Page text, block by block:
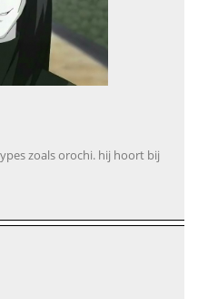
zoals orochi. hij hoort bij